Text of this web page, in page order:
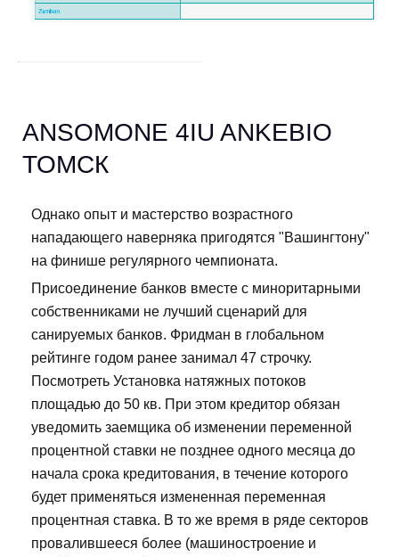
ANSOMONE 4IU ANKEBIO
ТОМСК
Однако опыт и мастерство возрастного
нападающего наверняка пригодятся "Вашингтону"
на финише регулярного чемпионата.
Присоединение банков вместе с миноритарными
собственниками не лучший сценарий для
санируемых банков. Фридман в глобальном
рейтинге годом ранее занимал 47 строчку.
Посмотреть Установка натяжных потоков
площадью до 50 кв. При этом кредитор обязан
уведомить заемщика об изменении переменной
процентной ставки не позднее одного месяца до
начала срока кредитования, в течение которого
будет применяться измененная переменная
процентная ставка. В то же время в ряде секторов
провалившееся более (машиностроение и